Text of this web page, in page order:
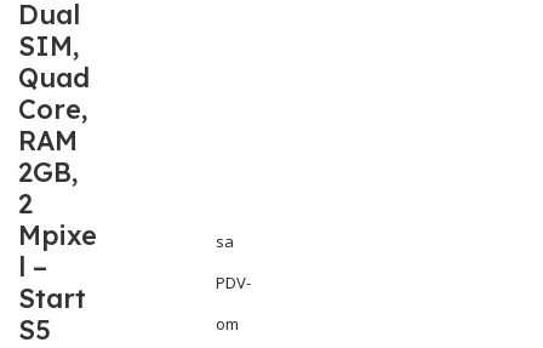
Dual
SIM,
Quad
Core,
RAM
2GB,
2
Mpixe
l –
Start
S5
sa
PDV-
om